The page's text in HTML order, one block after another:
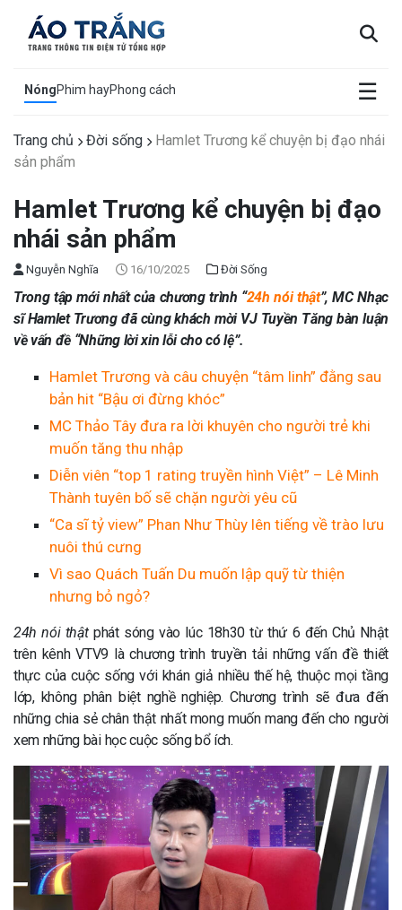
NóngPhim hayPhong cách ☰
×
Trang chủ Đời sống
Hamlet Trương kể chuyện bị đạo nhái
sản phẩm
Hamlet Trương kể chuyện bị đạo
nhái sản phẩm
Nguyễn Nghĩa 16/10/2025 Đời Sống
Trong tập mới nhất của chương trình “24h nói thật”, MC Nhạc
sĩ Hamlet Trương đã cùng khách mời VJ Tuyền Tăng bàn luận
về vấn đề “Những lời xin lỗi cho có lệ”.
Hamlet Trương và câu chuyện “tâm linh” đằng sau
bản hit “Bậu ơi đừng khóc”
MC Thảo Tây đưa ra lời khuyên cho người trẻ khi
muốn tăng thu nhập
Diễn viên “top 1 rating truyền hình Việt” – Lê Minh
Thành tuyên bố sẽ chặn người yêu cũ
“Ca sĩ tỷ view” Phan Như Thùy lên tiếng về trào lưu
nuôi thú cưng
Vì sao Quách Tuấn Du muốn lập quỹ từ thiện
nhưng bỏ ngỏ?
24h nói thậtphát sóng vào lúc 18h30 từ thứ 6 đến Chủ Nhật
trên kênh VTV9 là chương trình truyền tải những vấn đề thiết
thực của cuộc sống với khán giả nhiều thế hệ, thuộc mọi tầng
lớp, không phân biệt nghề nghiệp. Chương trình sẽ đưa đến
những chia sẻ chân thật nhất mong muốn mang đến cho người
xem những bài học cuộc sống bổ ích.